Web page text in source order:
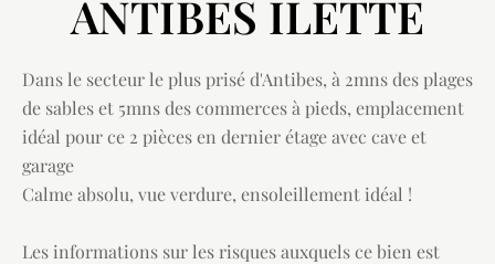
ANTIBES ILETTE
Dans le secteur le plus prisé d'Antibes, à 2mns des plages
de sables et 5mns des commerces à pieds, emplacement
idéal pour ce 2 pièces en dernier étage avec cave et
garage
Calme absolu, vue verdure, ensoleillement idéal !
Les informations sur les risques auxquels ce bien est